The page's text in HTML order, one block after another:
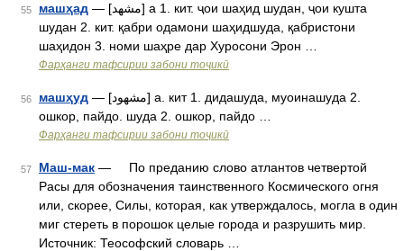
55 машҳад — [مشهد] а 1. кит. ҷои шаҳид шудан, ҷои кушта
шудан 2. кит. қабри одамони шаҳидшуда, қабристони
шаҳидон 3. номи шаҳре дар Хуросони Эрон …
Фарҳанги тафсирии забони тоҷикӣ
56 машҳуд — [مشهود] а. кит 1. дидашуда, муоинашуда 2.
ошкор, пайдо. шуда 2. ошкор, пайдо …
Фарҳанги тафсирии забони тоҷикӣ
57 Маш-мак — По преданию слово атлантов четвертой
Расы для обозначения таинственного Космического огня
или, скорее, Силы, которая, как утверждалось, могла в один
миг стереть в порошок целые города и разрушить мир.
Источник: Теософский словарь …